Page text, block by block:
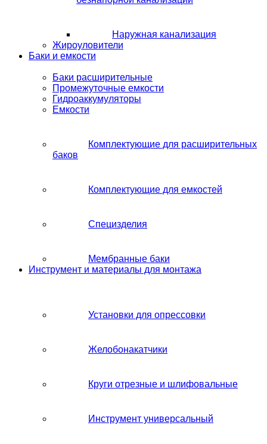
Наружная канализация
Жироуловители
Баки и емкости
Баки расширительные
Промежуточные емкости
Гидроаккумуляторы
Емкости
Комплектующие для расширительных
баков
Комплектующие для емкостей
Специзделия
Мембранные баки
Инструмент и материалы для монтажа
Установки для опрессовки
Желобонакатчики
Круги отрезные и шлифовальные
Инструмент универсальный